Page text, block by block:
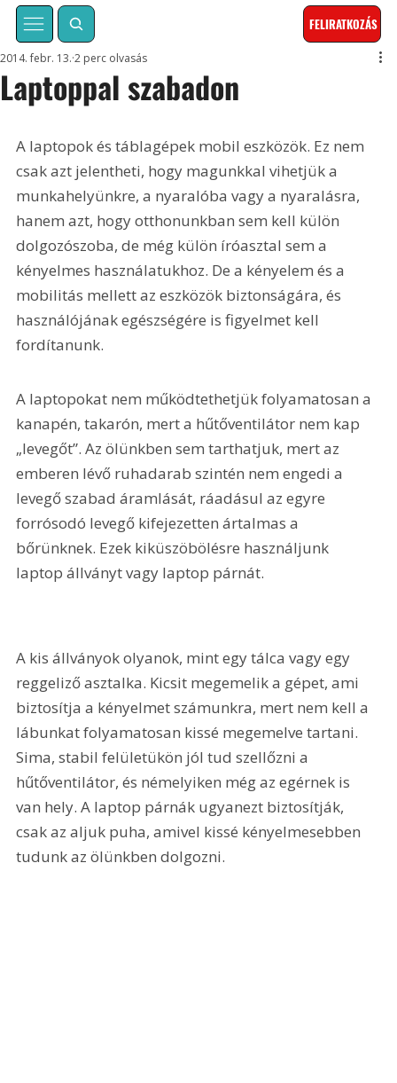
FELIRATKOZÁS
Laptoppal szabadon
2014. febr. 13. 2 perc olvasás
A laptopok és táblagépek mobil eszközök. Ez nem
csak azt jelentheti, hogy magunkkal vihetjük a
munkahelyünkre, a nyaralóba vagy a nyaralásra,
hanem azt, hogy otthonunkban sem kell külön
dolgozószoba, de még külön íróasztal sem a
kényelmes használatukhoz. De a kényelem és a
mobilitás mellett az eszközök biztonságára, és
használójának egészségére is figyelmet kell
fordítanunk.
A laptopokat nem működtethetjük folyamatosan a
kanapén, takarón, mert a hűtőventilátor nem kap
„levegőt”. Az ölünkben sem tarthatjuk, mert az
emberen lévő ruhadarab szintén nem engedi a
levegő szabad áramlását, ráadásul az egyre
forrósodó levegő kifejezetten ártalmas a
bőrünknek. Ezek kiküszöbölésre használjunk
laptop állványt vagy laptop párnát.
A kis állványok olyanok, mint egy tálca vagy egy
reggeliző asztalka. Kicsit megemelik a gépet, ami
biztosítja a kényelmet számunkra, mert nem kell a
lábunkat folyamatosan kissé megemelve tartani.
Sima, stabil felületükön jól tud szellőzni a
hűtőventilátor, és némelyiken még az egérnek is
van hely. A laptop párnák ugyanezt biztosítják,
csak az aljuk puha, amivel kissé kényelmesebben
tudunk az ölünkben dolgozni.